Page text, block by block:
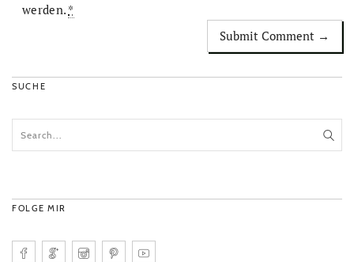
werden. *
SUCHE
FOLGE MIR